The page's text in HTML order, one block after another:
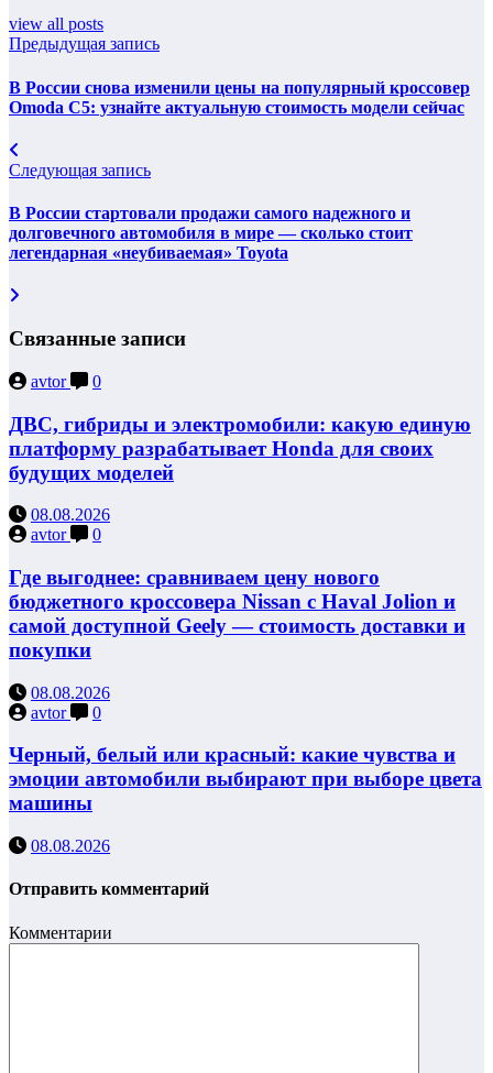
view all posts
Предыдущая запись
В России снова изменили цены на популярный кроссовер
Omoda C5: узнайте актуальную стоимость модели сейчас
Следующая запись
В России стартовали продажи самого надежного и
долговечного автомобиля в мире — сколько стоит
легендарная «неубиваемая» Toyota
Связанные записи
avtor 0
ДВС, гибриды и электромобили: какую единую
платформу разрабатывает Honda для своих
будущих моделей
08.08.2026
avtor
0
Где выгоднее: сравниваем цену нового
бюджетного кроссовера Nissan с Haval Jolion и
самой доступной Geely — стоимость доставки и
покупки
08.08.2026
avtor
0
Черный, белый или красный: какие чувства и
эмоции автомобили выбирают при выборе цвета
машины
08.08.2026
Отправить комментарий
Комментарии